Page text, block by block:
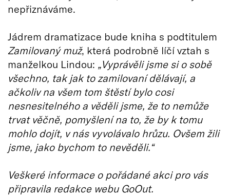
nepřiznáváme.
Jádrem dramatizace bude kniha s podtitulem
Zamilovaný muž, která podrobně líčí vztah s
manželkou Lindou: „Vyprávěli jsme si o sobě
všechno, tak jak to zamilovaní dělávají, a
ačkoliv na všem tom štěstí bylo cosi
nesnesitelného a věděli jsme, že to nemůže
trvat věčně, pomyšlení na to, že by k tomu
mohlo dojít, v nás vyvolávalo hrůzu. Ovšem žili
jsme, jako bychom to nevěděli.“
Veškeré informace o pořádané akci pro vás
připravila redakce webu GoOut.